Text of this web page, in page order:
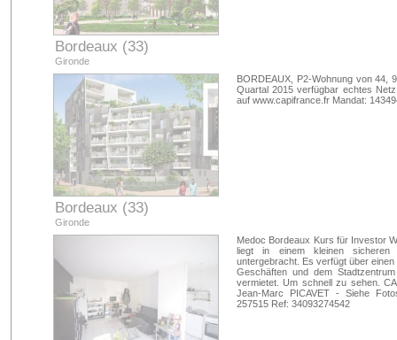
Bordeaux (33)
Gironde
Bordeaux (33)
Gironde
BORDEAUX, P2-Wohnung von 44,
Quartal 2015 verfügbar echtes
auf www.capifrance.fr Mandat:
Medoc Bordeaux Kurs für Investor
liegt in einem kleinen
untergebracht. Es verfügt über
Geschäften und dem
vermietet. Um schnell zu sehen.
Jean-Marc PICAVET - Siehe
257515 Ref: 34093274542